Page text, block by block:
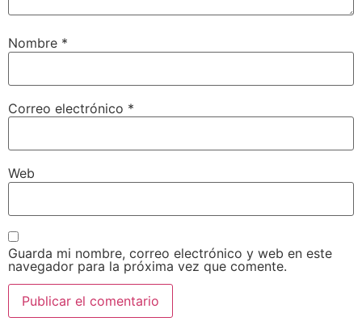
Nombre *
Correo electrónico *
Web
Guarda mi nombre, correo electrónico y web en este
navegador para la próxima vez que comente.